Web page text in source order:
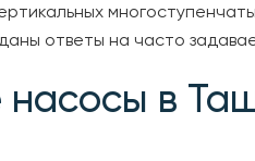
ответы на часто
насосы в